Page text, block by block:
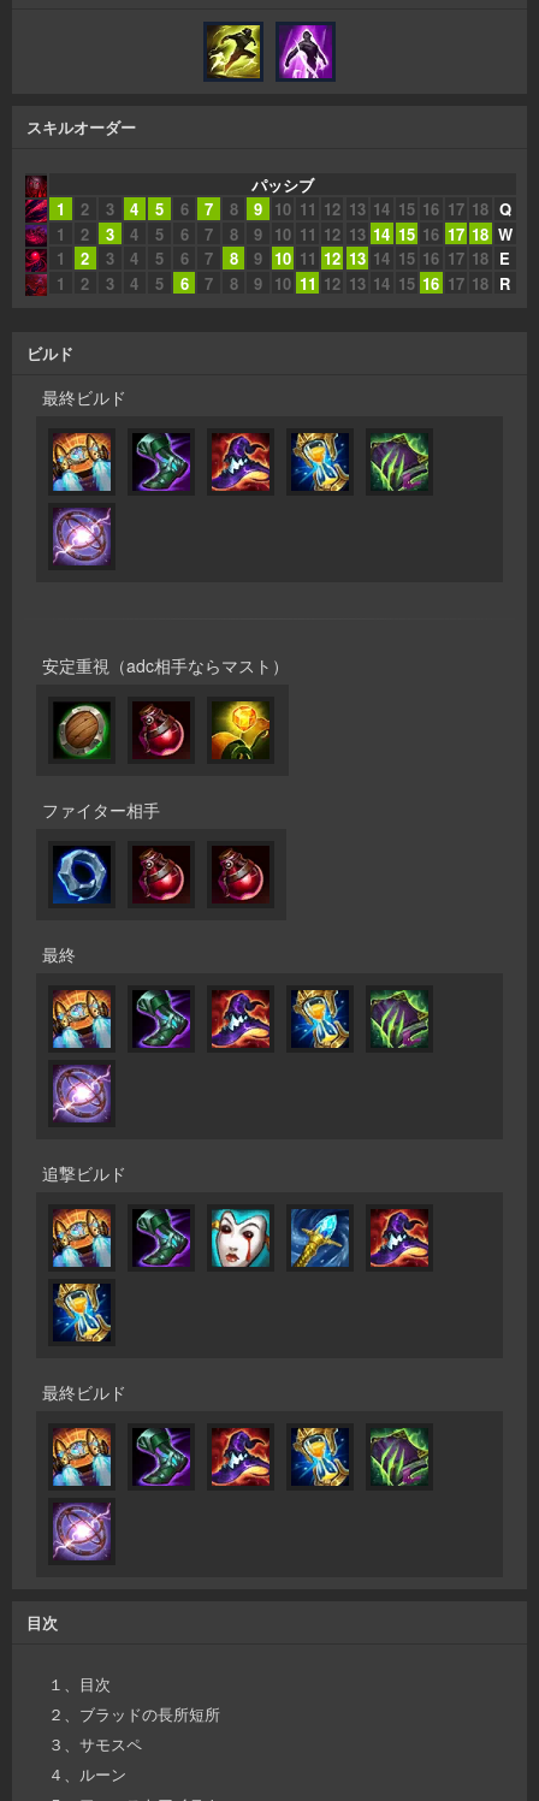
スキルオーダー
パッシブ
1
2 3 4 5 6 7 8 9 10 11 12 13 14 15 16 17 18 Q
1
2 3 4 5 6 7 8 9 10 11 12 13 14 15 16 17 18 W
1
2 3 4 5 6 7 8 9 10 11 12 13 14 15 16 17 18 E
1
2 3 4 5 6 7 8 9 10 11 12 13 14 15 16 17 18 R
ビルド
最終ビルド
安定重視（adc相手ならマスト）
ファイター相手
最終
追撃ビルド
最終ビルド
目次
１、目次
２、ブラッドの長所短所
３、サモスペ
４、ルーン